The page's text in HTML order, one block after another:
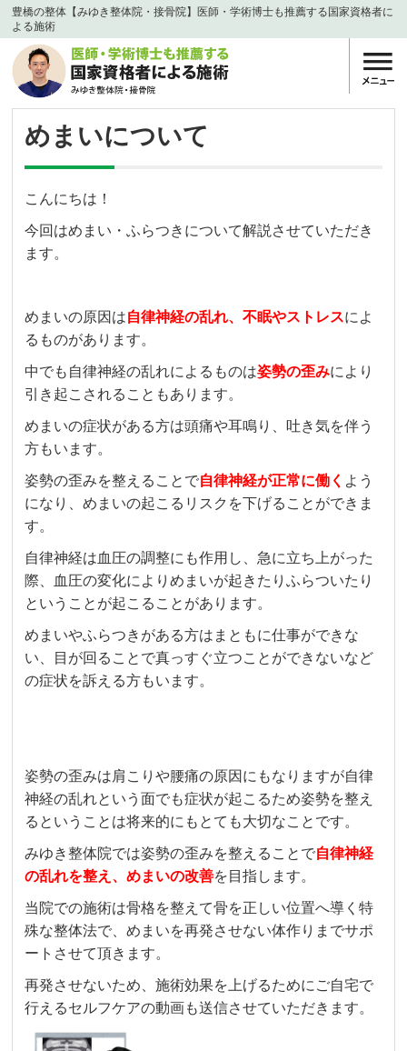
豊橋の整体【みゆき整体院・接骨院】医師・学術博士も推薦する国家資格者に
よる施術
めまいについて
こんにちは！
今回はめまい・ふらつきについて解説させていただき
ます。
めまいの原因は自律神経の乱れ、不眠やストレスによ
るものがあります。
中でも自律神経の乱れによるものは姿勢の歪みにより
引き起こされることもあります。
めまいの症状がある方は頭痛や耳鳴り、吐き気を伴う
方もいます。
姿勢の歪みを整えることで自律神経が正常に働く よう
になり、めまいの起こるリスクを下げることができま
す。
自律神経は血圧の調整にも作用し、急に立ち上がった
際、血圧の変化によりめまいが起きたりふらついたり
ということが起こることがあります。
めまいやふらつきがある方はまともに仕事ができな
い、目が回ることで真っすぐ立つことができないなど
の症状を訴える方もいます。
姿勢の歪みは肩こりや腰痛の原因にもなりますが自律
神経の乱れという面でも症状が起こるため姿勢を整え
るということは将来的にもとても大切なことです。
みゆき整体院では姿勢の歪みを整えることで自律神経
の乱れを整え、めまいの改善を目指します。
当院での施術は骨格を整えて骨を正しい位置へ導く特
殊な整体法で、めまいを再発させない体作りまでサポ
ートさせて頂きます。
再発させないため、施術効果を上げるためにご自宅で
行えるセルフケアの動画も送信させていただきます。